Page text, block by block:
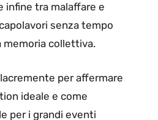
infine tra malaffare e
senza tempo
memoria collettiva.
per affermare
ideale e come
per i grandi eventi